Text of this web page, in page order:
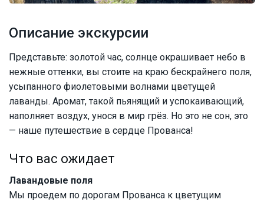
Описание экскурсии
Представьте: золотой час, солнце окрашивает небо в
нежные оттенки, вы стоите на краю бескрайнего поля,
усыпанного фиолетовыми волнами цветущей
лаванды. Аромат, такой пьянящий и успокаивающий,
наполняет воздух, унося в мир грёз. Но это не сон, это
— наше путешествие в сердце Прованса!
Что вас ожидает
Лавандовые поля
Мы проедем по дорогам Прованса к цветущим